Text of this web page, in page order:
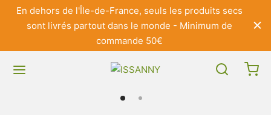
En dehors de l'Île-de-France, seuls les produits secs
sont livrés partout dans le monde - Minimum de
commande 50€